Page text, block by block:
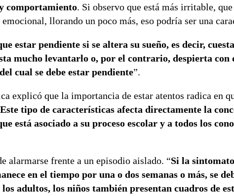
comportamiento. Si observo que está más irritable,
emocional, llorando un poco más, eso podría ser una
estar pendiente si se altera su sueño, es decir,
mucho levantarlo o, por el contrario, despierta con
cual se debe estar pendiente”.
explicó que la importancia de estar atentos radica en
Este tipo de características afecta directamente la
está asociado a su proceso escolar y a todos los
alarmarse frente a un episodio aislado. “Si la
en el tiempo por una o dos semanas o más, se
adultos, los niños también presentan cuadros de